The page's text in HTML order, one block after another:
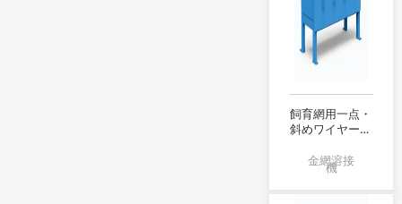
飼育網用一点・
斜めワイヤー補
金網溶接
機